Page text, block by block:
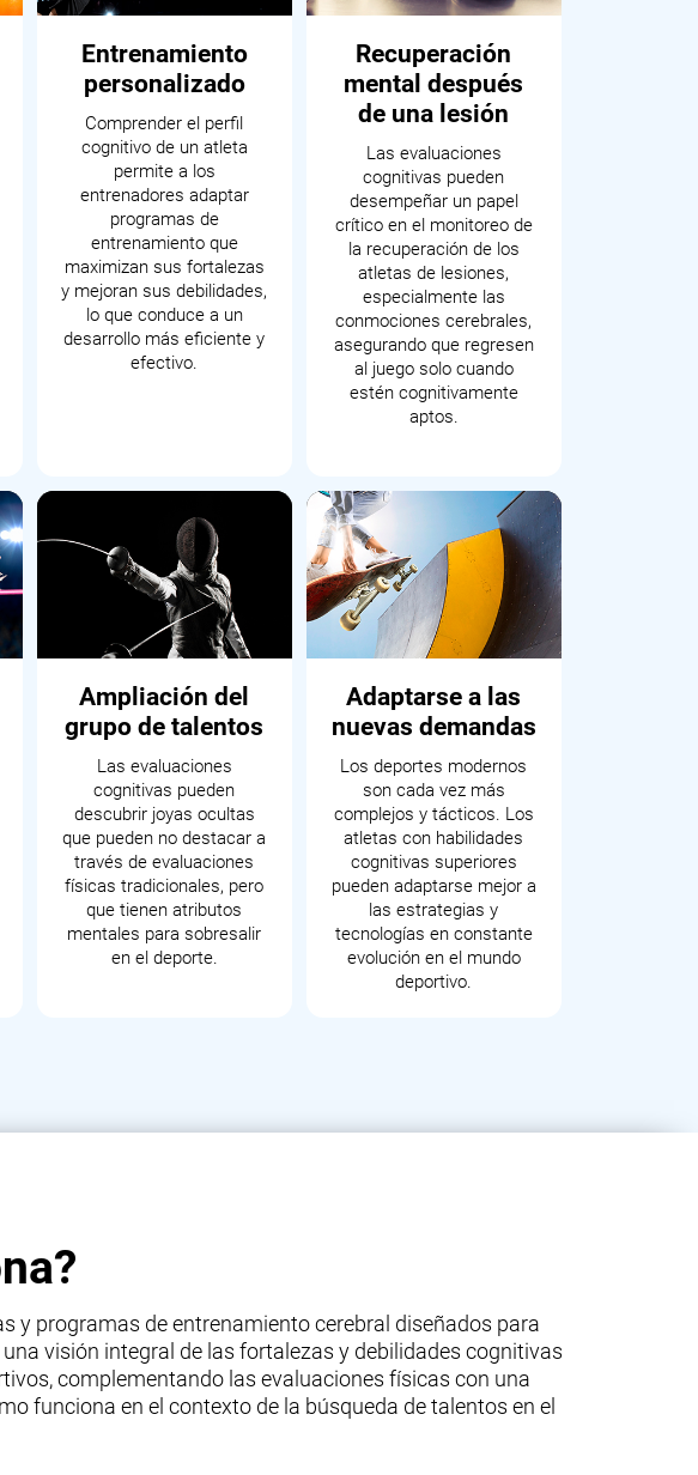
Entrenamiento
personalizado
Comprender el perfil
cognitivo de un atleta
permite a los
entrenadores adaptar
programas de
entrenamiento que
maximizan sus fortalezas
y mejoran sus debilidades,
lo que conduce a un
desarrollo más eficiente y
efectivo.
Recuperación
mental después
de una lesión
Las evaluaciones
cognitivas pueden
desempeñar un papel
crítico en el monitoreo de
la recuperación de los
atletas de lesiones,
especialmente las
conmociones cerebrales,
asegurando que regresen
al juego solo cuando
estén cognitivamente
aptos.
Ampliación del
grupo de talentos
Las evaluaciones
cognitivas pueden
descubrir joyas ocultas
que pueden no destacar a
través de evaluaciones
físicas tradicionales, pero
que tienen atributos
mentales para sobresalir
en el deporte.
Adaptarse a las
nuevas demandas
Los deportes modernos
son cada vez más
complejos y tácticos. Los
atletas con habilidades
cognitivas superiores
pueden adaptarse mejor a
las estrategias y
tecnologías en constante
evolución en el mundo
deportivo.
y programas de entrenamiento cerebral diseñados para
visión integral de las fortalezas y debilidades cognitivas
complementando las evaluaciones físicas con una
funciona en el contexto de la búsqueda de talentos en el